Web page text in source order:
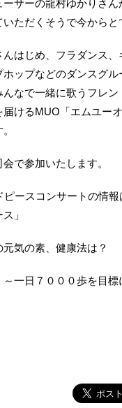
ーサーの龍村ゆかりさん
いただくそうで今からと
はじめ、フラダンス、
ホップなどのダンスグ
んなで一緒に歌うフレ
けるMUO「エムユー
で参加いたします。
ピースコンサートの情
」
気の素、健康法は？
０歩を目標にウ